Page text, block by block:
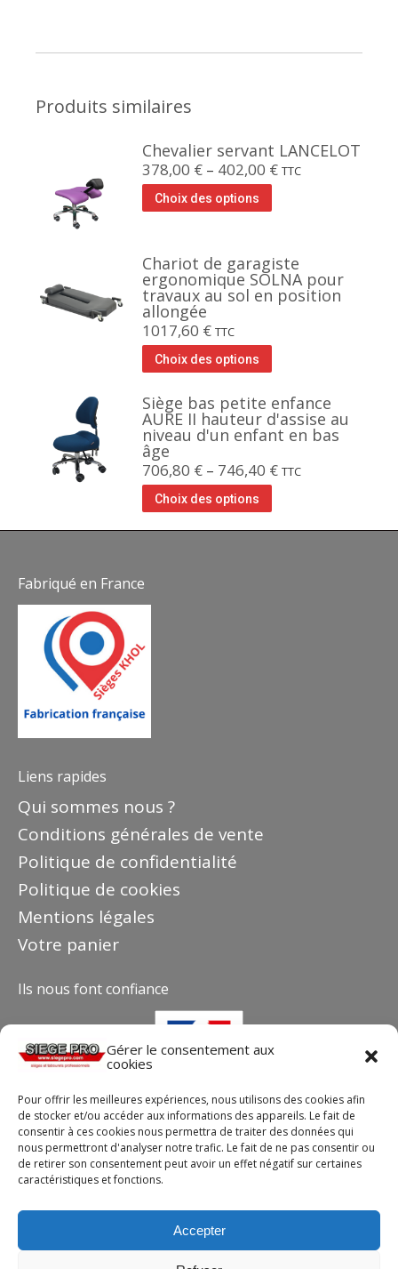
Gérer le consentement aux
cookies
Pour offrir les meilleures expériences, nous utilisons des cookies afin
de stocker et/ou accéder aux informations des appareils. Le fait de
consentir à ces cookies nous permettra de traiter des données qui
nous permettront d'analyser notre trafic. Le fait de ne pas consentir ou
de retirer son consentement peut avoir un effet négatif sur certaines
caractéristiques et fonctions.
Accepter
Produits similaires
Chevalier servant LANCELOT
378,00 € – 402,00 € TTC
Choix des options
Chariot de garagiste
ergonomique SOLNA pour
travaux au sol en position
allongée
1017,60 € TTC
Choix des options
Siège bas petite enfance
AURE II hauteur d'assise au
niveau d'un enfant en bas
âge
706,80 € – 746,40 € TTC
Choix des options
Fabriqué en France
Liens rapides
Qui sommes nous ?
Conditions générales de vente
Politique de confidentialité
Politique de cookies
Mentions légales
Votre panier
Ils nous font confiance
Contact
Téléphone : +33(0)4 37 44 15 30
Email :
info@siegepro.com